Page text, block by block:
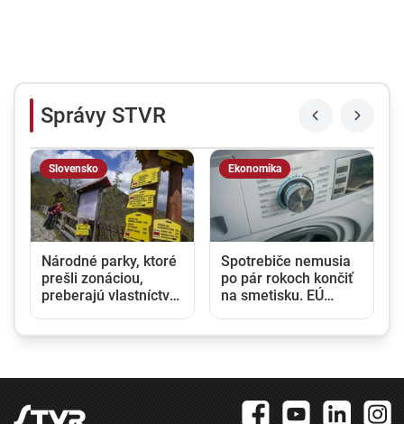
Správy STVR
Slovensko
Národné parky, ktoré
prešli zonáciou,
preberajú vlastníctvo
Ekonomika
Spotrebiče nemusia
po pár rokoch končiť
na smetisku. EÚ